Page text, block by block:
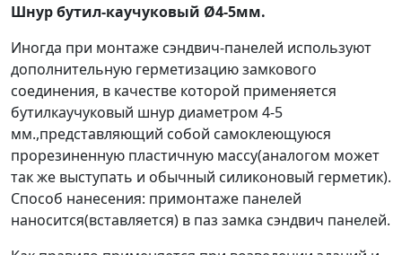
Шнур бутил-каучуковый Ø4-5мм.
Иногда при монтаже сэндвич-панелей используют
дополнительную герметизацию замкового
соединения, в качестве которой применяется
бутилкаучуковый шнур диаметром 4-5
мм.,представляющий собой самоклеющуюся
прорезиненную пластичную массу(аналогом может
так же выступать и обычный силиконовый герметик).
Способ нанесения: примонтаже панелей
наносится(вставляется) в паз замка сэндвич панелей.